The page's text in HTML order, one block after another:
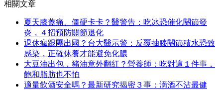
相關文章
夏天膝蓋痛、僵硬卡卡？醫警告：吃冰恐催化關節發
炎，４招預防關節退化
退休瘋跟團出國？台大醫示警：反覆抽膝關節積水恐致
感染，正確休養才能避免化膿
大豆油出包，豬油意外翻紅？營養師：吃對這１件事，
飽和脂肪也不怕
適量飲酒安全嗎？最新研究揭密３事：滴酒不沾最健